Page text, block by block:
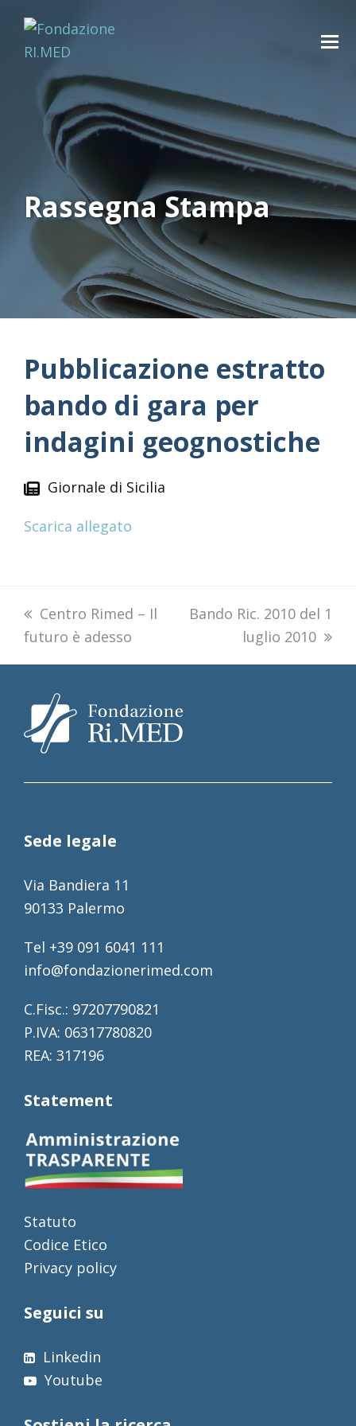
Rassegna Stampa
Pubblicazione estratto
bando di gara per
indagini geognostiche
Giornale di Sicilia
Scarica allegato
previous
post:
Centro Rimed – Il
futuro è adesso
next
Bando Ric. 2010 del 1
luglio 2010
Sede legale
Via Bandiera 11
90133 Palermo
Tel +39 091 6041 111
info@fondazionerimed.com
C.Fisc.: 97207790821
P.IVA: 06317780820
REA: 317196
Statement
Statuto
Codice Etico
Privacy policy
Seguici su
Linkedin
Youtube